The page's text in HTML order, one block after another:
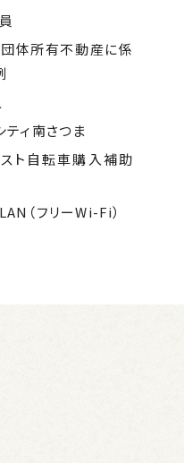
体所有不動産に係
ティ南さつま
ト自転車購入補助
（フリーWi-Fi）